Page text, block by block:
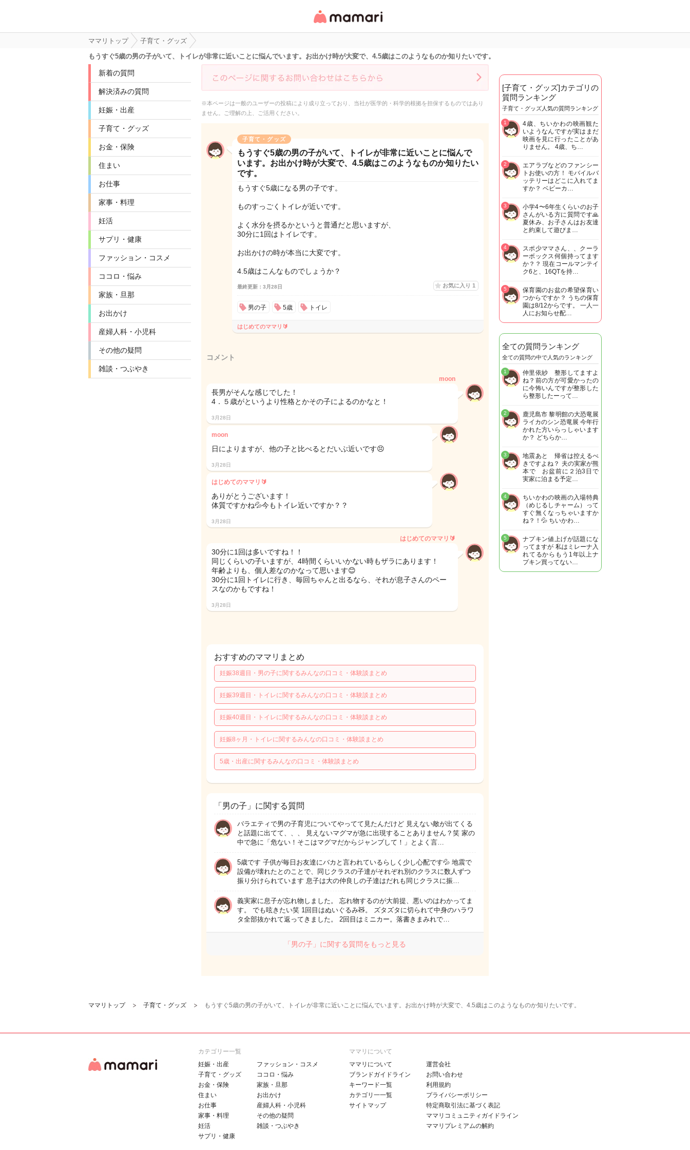
リ・情報サイト
ママリトップ
子育て・グッズ
もうすぐ5歳の男の子がいて、トイレが非常に近いことに悩んでいます。お出かけ時が大変で、4.5歳はこのようなものか知りたいです。
新着の質問
解決済みの質問
妊娠・出産
子育て・グッズ
お金・保険
住まい
お仕事
家事・料理
妊活
サプリ・健康
ファッション・コスメ
ココロ・悩み
家族・旦那
お出かけ
産婦人科・小児科
その他の疑問
雑談・つぶやき
※本ページは一般のユーザーの投稿により成り立っており、当社が医学的・科学的根拠を担保するものではあり
ません。ご理解の上、ご活用ください。
子育て・グッズ
もうすぐ5歳の男の子がいて、トイレが非常に近いことに悩んで
います。お出かけ時が大変で、4.5歳はこのようなものか知りたい
です。
もうすぐ5歳になる男の子です。
ものすっごくトイレが近いです。
よく水分を摂るかというと普通だと思いますが、
30分に1回はトイレです。
お出かけの時が本当に大変です。
4.5歳はこんなものでしょうか？
最終更新：3月28日 お気に入り 1
男の子 5歳 トイレ
はじめてのママリ🔰
コメント
moon
長男がそんな感じでした！
4．５歳がというより性格とかその子によるのかなと！
3月28日
moon
日によりますが、他の子と比べるとだいぶ近いです😣
3月28日
はじめてのママリ🔰
ありがとうございます！
体質ですかね💦今もトイレ近いですか？？
3月28日
はじめてのママリ🔰
30分に1回は多いですね！！
同じくらいの子いますが、4時間くらいいかない時もザラにあります！
年齢よりも、個人差なのかなって思います😊
30分に1回トイレに行き、毎回ちゃんと出るなら、それが息子さんのペー
スなのかもですね！
3月28日
おすすめのママリまとめ
妊娠38週目・男の子に関するみんなの口コミ・体験談まとめ
妊娠39週目・トイレに関するみんなの口コミ・体験談まとめ
妊娠40週目・トイレに関するみんなの口コミ・体験談まとめ
妊娠8ヶ月・トイレに関するみんなの口コミ・体験談まとめ
5歳・出産に関するみんなの口コミ・体験談まとめ
「男の子」に関する質問
バラエティで男の子育児についてやってて見たんだけど 見えない敵が出てくる
と話題に出てて、、、 見えないマグマが急に出現することありません？笑 家の
中で急に「危ない！そこはマグマだからジャンプして！」とよく言…
5歳です 子供が毎日お友達にバカと言われているらしく少し心配です💦 地震で
設備が壊れたとのことで、同じクラスの子達がそれぞれ別のクラスに数人ずつ
振り分けられています 息子は大の仲良しの子達はだれも同じクラスに振…
義実家に息子が忘れ物しました。 忘れ物するのが大前提、悪いのはわかってま
す。 でも呟きたい笑 1回目はぬいぐるみ🧸。 ズタズタに切られて中身のハラワ
タ全部抜かれて返ってきました。 2回目はミニカー。落書きまみれで…
「男の子」に関する質問をもっと見る
[子育て・グッズ]カテゴリの
質問ランキング
子育て・グッズ人気の質問ランキング
4歳、ちいかわの映画観た
いようなんですが実はまだ
映画を見に行ったことがあ
りません。 4歳、ち…
1
エアラブなどのファンシー
トお使いの方！ モバイルバ
ッテリーはどこに入れてま
すか？ ベビーカ…
2
小学4〜6年生くらいのお子
さんがいる方に質問です🙏
夏休み、お子さんはお友達
と約束して遊びま…
3
スポ少ママさん、、クーラ
ーボックス何個持ってます
か？？ 現在コールマンテイ
ク6と、16QTを持…
4
保育園のお盆の希望保育い
つからですか？ うちの保育
園は8/12からです。 一人一
人にお知らせ配…
5
全ての質問ランキング
全ての質問の中で人気のランキング
仲里依紗 整形してますよ
ね？前の方が可愛かったの
に今怖いんですが整形した
ら整形したーって…
1
鹿児島市 黎明館の大恐竜展
ライカのシン恐竜展 今年行
かれた方いらっしゃいます
か？ どちらか…
2
地震あと 帰省は控えるべ
きですよね？ 夫の実家が熊
本で お盆前に２泊3日で
実家に泊まる予定…
3
ちいかわの映画の入場特典
（めじるしチャーム）って
すぐ無くなっちゃいますか
ね？！💦 ちいかわ…
4
ナプキン値上げが話題にな
ってますが 私はミレーナ入
れてるからもう1年以上ナ
プキン買ってない…
5
ママリトップ 子育て・グッズ もうすぐ5歳の男の子がいて、トイレが非常に近いことに悩んでいます。お出かけ時が大変で、4.5歳はこのようなものか知りたいです。
カテゴリー一覧
妊娠・出産
子育て・グッズ
お金・保険
住まい
お仕事
家事・料理
妊活
サプリ・健康
ファッション・コスメ
ココロ・悩み
家族・旦那
お出かけ
産婦人科・小児科
その他の疑問
雑談・つぶやき
ママリについて
ママリについて
ブランドガイドライン
キーワード一覧
カテゴリ一一覧
サイトマップ
運営会社
お問い合わせ
利用規約
プライバシーポリシー
特定商取引法に基づく表記
ママリコミュニティガイドライン
ママリプレミアムの解約